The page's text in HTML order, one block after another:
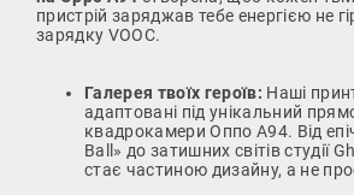
пристрій заряджав тебе енергією не
зарядку VOOC.
Галерея твоїх героїв: Наші
адаптовані під унікальний
квадрокамери Оппо А94. Від
Ball» до затишних світів студії
стає частиною дизайну, а не